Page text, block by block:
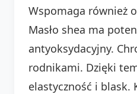
Wspomaga również
Masło shea ma
antyoksydacyjny.
rodnikami. Dzięki
elastyczność i blask.